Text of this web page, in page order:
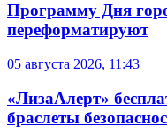
Программу Дня
переформатируют
05 августа 2026, 11:43
«ЛизаАлерт»
браслеты